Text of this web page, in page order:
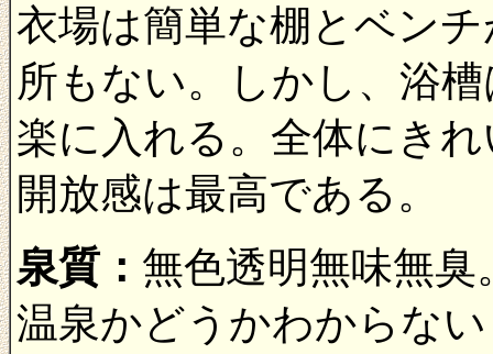
衣場は簡単な棚とベン
所もない。しかし、浴
楽に入れる。全体にき
開放感は最高である。
泉質： 無色透明無味無
温泉かどうかわからな